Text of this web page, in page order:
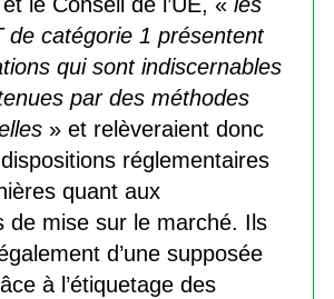
de catégorie 1 présentent
qui sont indiscernables
par des méthodes
» et relèveraient donc
réglementaires
quant aux
de mise sur le marché. Ils
d’une supposée
à l’étiquetage des